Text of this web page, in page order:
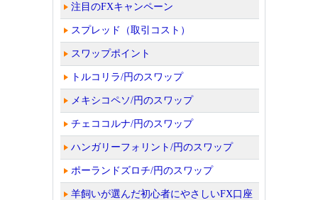
注目のFXキャンペーン
スプレッド（取引コスト）
スワップポイント
トルコリラ/円のスワップ
メキシコペソ/円のスワップ
チェココルナ/円のスワップ
ハンガリーフォリント/円のスワップ
ポーランドズロチ/円のスワップ
羊飼いが選んだ初心者にやさしいFX口座